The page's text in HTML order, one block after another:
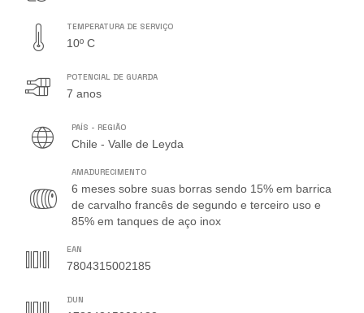
TEMPERATURA DE SERVIÇO
10º C
POTENCIAL DE GUARDA
7 anos
PAÍS - REGIÃO
Chile - Valle de Leyda
AMADURECIMENTO
6 meses sobre suas borras sendo 15% em barrica
de carvalho francês de segundo e terceiro uso e
85% em tanques de aço inox
EAN
7804315002185
DUN